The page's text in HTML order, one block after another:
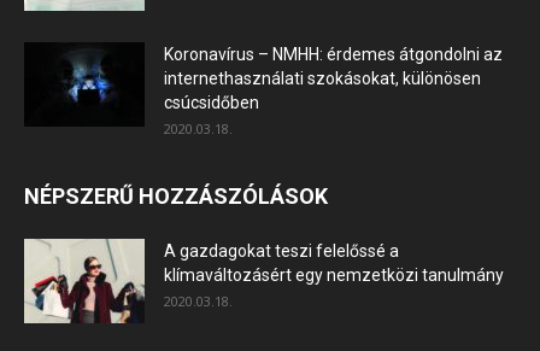
Koronavírus – NMHH: érdemes átgondolni az
internethasználati szokásokat, különösen
csúcsidőben
2020.03.18.
NÉPSZERŰ HOZZÁSZÓLÁSOK
A gazdagokat teszi felelőssé a
klímaváltozásért egy nemzetközi tanulmány
2020.03.18.